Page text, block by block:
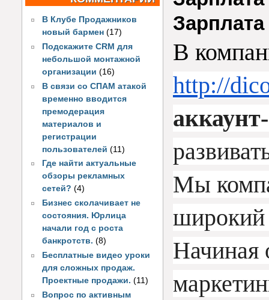
В Клубе Продажников
новый бармен (17)
Подскажите CRM для
небольшой монтажной
организации (16)
В связи со СПАМ атакой
временно вводится
премодерация
материалов и
регистрации
пользователей(11)
Где найти актуальные
обзоры рекламных
сетей? (4)
Бизнес сколачивает не
состояния. Юрлица
начали год с роста
банкротств. (8)
Бесплатные видео уроки
для сложных продаж.
Проектные продажи. (11)
Вопрос по активным
В
http://
Мы
широкий
Начиная